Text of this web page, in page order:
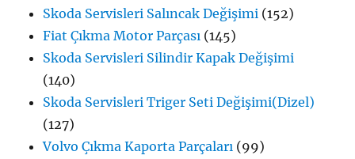
Skoda Servisleri Salıncak Değişimi (152)
Fiat Çıkma Motor Parçası (145)
Skoda Servisleri Silindir Kapak Değişimi
(140)
Skoda Servisleri Triger Seti Değişimi(Dizel)
(127)
Volvo Çıkma Kaporta Parçaları (99)